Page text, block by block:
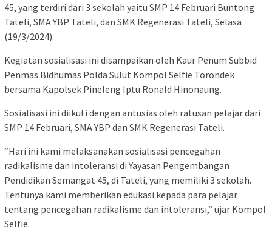
45, yang terdiri dari 3 sekolah yaitu SMP 14 Februari Buntong
Tateli, SMA YBP Tateli, dan SMK Regenerasi Tateli, Selasa
(19/3/2024).
Kegiatan sosialisasi ini disampaikan oleh Kaur Penum Subbid
Penmas Bidhumas Polda Sulut Kompol Selfie Torondek
bersama Kapolsek Pineleng Iptu Ronald Hinonaung.
Sosialisasi ini diikuti dengan antusias oleh ratusan pelajar dari
SMP 14 Februari, SMA YBP dan SMK Regenerasi Tateli.
“Hari ini kami melaksanakan sosialisasi pencegahan
radikalisme dan intoleransi di Yayasan Pengembangan
Pendidikan Semangat 45, di Tateli, yang memiliki 3 sekolah.
Tentunya kami memberikan edukasi kepada para pelajar
tentang pencegahan radikalisme dan intoleransi,” ujar Kompol
Selfie.